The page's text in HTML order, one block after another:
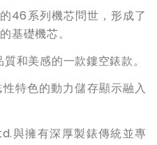
46系列機芯問世，形成了
礎機芯。
和美感的一款鏤空錶款。
特色的動力儲存顯示融入
與擁有深厚製錶傳統並專